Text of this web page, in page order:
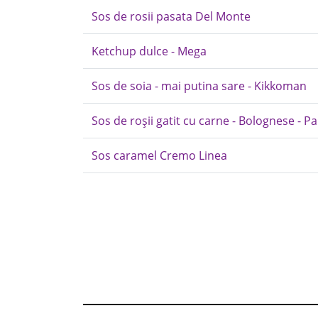
Sos de rosii pasata Del Monte
Ketchup dulce - Mega
Sos de soia - mai putina sare - Kikkoman
Sos de roșii gatit cu carne - Bolognese -
Sos caramel Cremo Linea